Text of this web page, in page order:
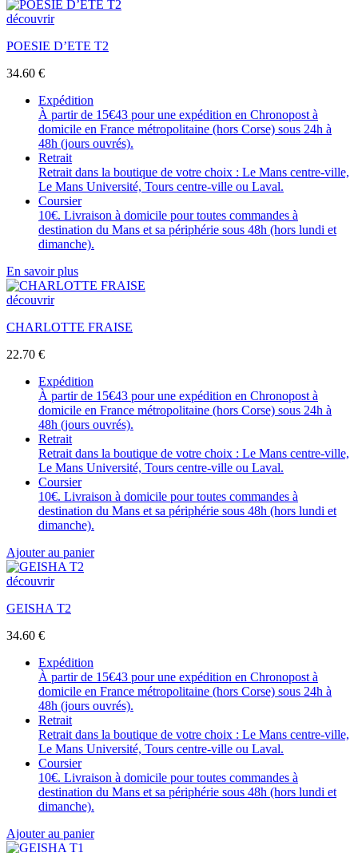
découvrir
POESIE D’ETE T2
34.60 €
Expédition
À partir de 15€43 pour une expédition en Chronopost à
domicile en France métropolitaine (hors Corse) sous 24h à
48h (jours ouvrés).
Retrait
Retrait dans la boutique de votre choix : Le Mans centre-ville,
Le Mans Université, Tours centre-ville ou Laval.
Coursier
10€. Livraison à domicile pour toutes commandes à
destination du Mans et sa périphérie sous 48h (hors lundi et
dimanche).
En savoir plus
découvrir
CHARLOTTE FRAISE
22.70 €
Expédition
À partir de 15€43 pour une expédition en Chronopost à
domicile en France métropolitaine (hors Corse) sous 24h à
48h (jours ouvrés).
Retrait
Retrait dans la boutique de votre choix : Le Mans centre-ville,
Le Mans Université, Tours centre-ville ou Laval.
Coursier
10€. Livraison à domicile pour toutes commandes à
destination du Mans et sa périphérie sous 48h (hors lundi et
dimanche).
Ajouter au panier
découvrir
GEISHA T2
34.60 €
Expédition
À partir de 15€43 pour une expédition en Chronopost à
domicile en France métropolitaine (hors Corse) sous 24h à
48h (jours ouvrés).
Retrait
Retrait dans la boutique de votre choix : Le Mans centre-ville,
Le Mans Université, Tours centre-ville ou Laval.
Coursier
10€. Livraison à domicile pour toutes commandes à
destination du Mans et sa périphérie sous 48h (hors lundi et
dimanche).
Ajouter au panier